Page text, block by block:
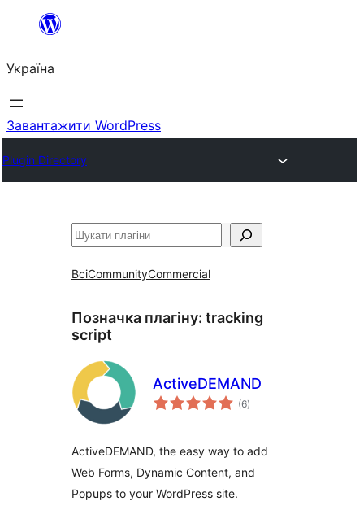
Перейти
вмісту
Україна
Завантажити WordPress
Plugin Directory
Пошук
ВсіCommunityCommercial
Позначка плагіну: tracking
script
ActiveDEMAND
(6загальний
рейтинг
)
ActiveDEMAND, the easy way to add
Web Forms, Dynamic Content, and
Popups to your WordPress site.